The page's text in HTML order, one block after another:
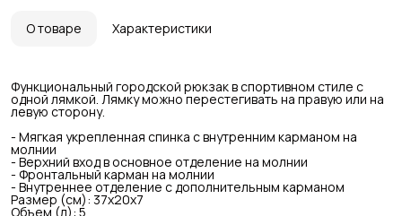
О товаре Характеристики
Функциональный городской рюкзак в спортивном стиле с
одной лямкой. Лямку можно перестегивать на правую или на
левую сторону.
- Мягкая укрепленная спинка с внутренним карманом на
молнии
- Верхний вход в основное отделение на молнии
- Фронтальный карман на молнии
- Внутреннее отделение с дополнительным карманом
Размер (см): 37x20x7
Объем (л): 5